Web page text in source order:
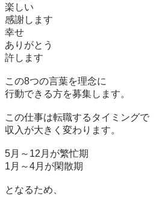
楽しい
感謝します
幸せ
ありがとう
許します
この8つの言葉を理念に
行動できる方を募集します。
この仕事は転職するタイミングで
収入が大きく変わります。
5月～12月が繁忙期
1月～4月が閑散期
となるため、